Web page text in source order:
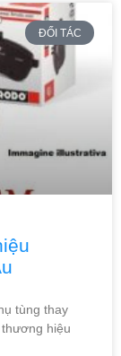
ĐỐI TÁC
tùng thay
hiệu